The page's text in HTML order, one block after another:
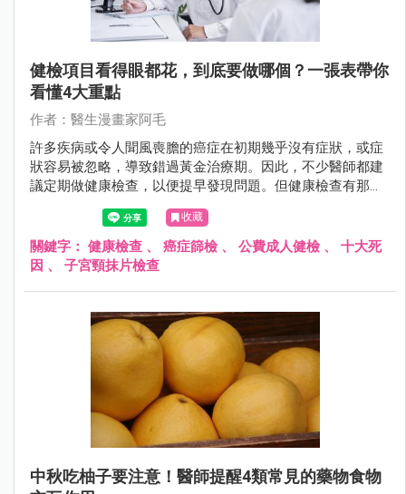
健檢項目看得眼都花，到底要做哪個？一張表帶你
看懂4大重點
作者：醫生漫畫家阿毛
許多疾病或令人聞風喪膽的癌症在初期幾乎沒有症狀，或症
狀容易被忽略，導致錯過黃金治療期。因此，不少醫師都建
議定期做健康檢查，以便提早發現問題。但健康檢查有那麼
多項目，看得眼都花了，到底該怎麼選？哪些是自費的？哪
些又一定要做呢？
收藏
關鍵字： 健康檢查 、 癌症篩檢 、 公費成人健檢 、 十大死
因 、 子宮頸抹片檢查
中秋吃柚子要注意！醫師提醒4類常見的藥物食物